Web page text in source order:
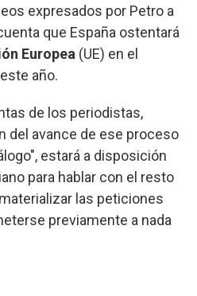
expresados por Petro a
que España ostentará
Europea (UE) en el
año.
de los periodistas,
del avance de ese proceso
estará a disposición
para hablar con el resto
las peticiones
previamente a nada